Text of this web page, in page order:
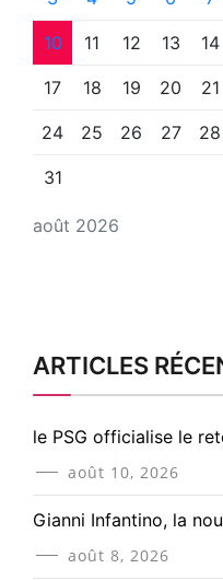
août 2026
10 11 12 13 14
17 18 19 20 21
24 25 26 27 28
31
ARTICLES
le PSG officialise le
août 10, 2026
Gianni Infantino, la
août 8, 2026